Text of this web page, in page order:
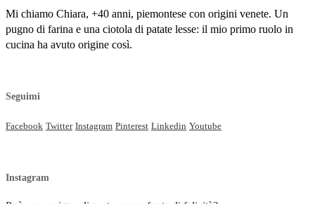
Mi chiamo Chiara, +40 anni, piemontese con origini venete. Un
pugno di farina e una ciotola di patate lesse: il mio primo ruolo in
cucina ha avuto origine così.
Seguimi
Facebook Twitter Instagram Pinterest Linkedin Youtube
Instagram